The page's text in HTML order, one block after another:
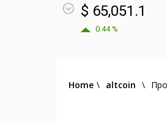
$ 65,051.1
0.44 %
Home \ altcoin \